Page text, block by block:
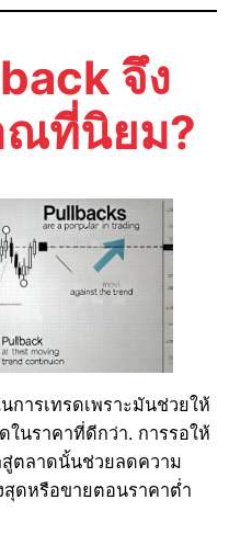
จึง
ที่นิยม?
การเทรดเพราะมันช่วยให้
ในราคาที่ดีกว่า. การรอให้
สู่ตลาดนั้นช่วยลดความ
สุดหรือขายตอนราคาต่ำ